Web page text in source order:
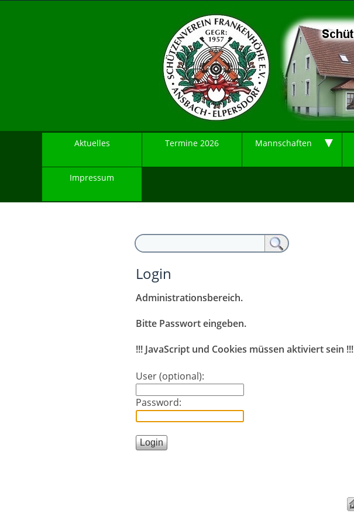
Aktuelles Termine 2026 Mannschaften ▼
Impressum
Login
Administrationsbereich.
Bitte Passwort eingeben.
!!! JavaScript und Cookies müssen aktiviert sein !!!
User (optional):
Password: